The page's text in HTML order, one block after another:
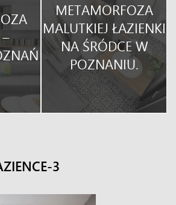
METAMORFOZA
MALUTKIEJ ŁAZIENKI
NA ŚRÓDCE W
POZNANIU.
3